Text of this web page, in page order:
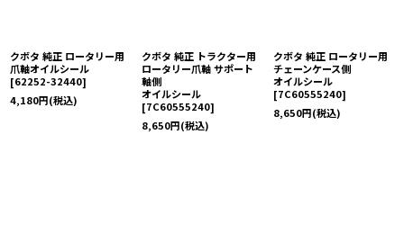
クボタ 純正 ロータリー用
爪軸オイルシール
[62252-32440]
4,180円(税込)
クボタ 純正 トラクター用
ロータリー爪軸 サポート
軸側
オイルシール
[7C60555240]
8,650円(税込)
クボタ 純正 ロータリー用
チェーンケース側
オイルシール
[7C60555240]
8,650円(税込)